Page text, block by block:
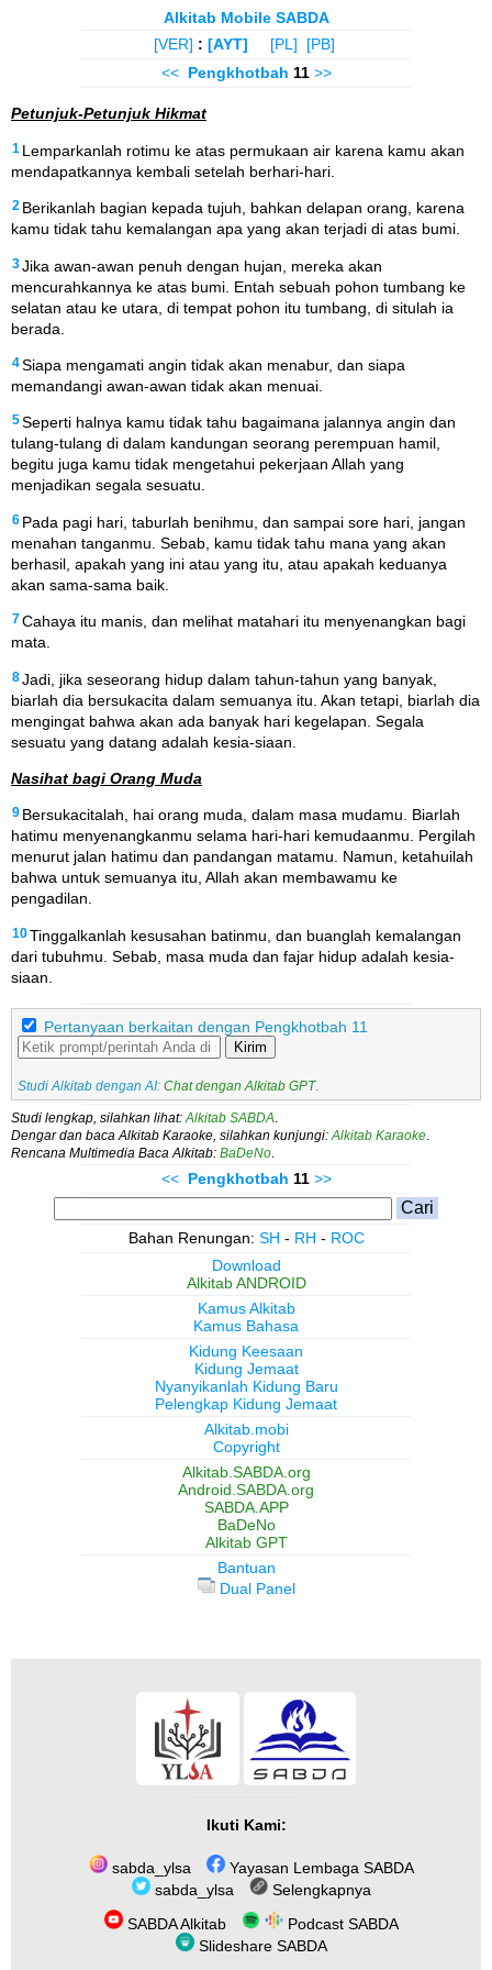
Alkitab Mobile SABDA
[VER] : [AYT] [PL]
[PB]
<< Pengkhotbah 11 >>
Petunjuk-Petunjuk Hikmat
1 Lemparkanlah rotimu ke atas permukaan air karena kamu akan
mendapatkannya kembali setelah berhari-hari.
2 Berikanlah bagian kepada tujuh, bahkan delapan orang, karena
kamu tidak tahu kemalangan apa yang akan terjadi di atas bumi.
3Jika awan-awan penuh dengan hujan, mereka akan
mencurahkannya ke atas bumi. Entah sebuah pohon tumbang ke
selatan atau ke utara, di tempat pohon itu tumbang, di situlah ia
berada.
4Siapa mengamati angin tidak akan menabur, dan siapa
memandangi awan-awan tidak akan menuai.
5Seperti halnya kamu tidak tahu bagaimana jalannya angin dan
tulang-tulang di dalam kandungan seorang perempuan hamil,
begitu juga kamu tidak mengetahui pekerjaan Allah yang
menjadikan segala sesuatu.
6 Pada pagi hari, taburlah benihmu, dan sampai sore hari, jangan
menahan tanganmu. Sebab, kamu tidak tahu mana yang akan
berhasil, apakah yang ini atau yang itu, atau apakah keduanya
akan sama-sama baik.
7Cahaya itu manis, dan melihat matahari itu menyenangkan bagi
mata.
8Jadi, jika seseorang hidup dalam tahun-tahun yang banyak,
biarlah dia bersukacita dalam semuanya itu. Akan tetapi, biarlah dia
mengingat bahwa akan ada banyak hari kegelapan. Segala
sesuatu yang datang adalah kesia-siaan.
Nasihat bagi Orang Muda
9 Bersukacitalah, hai orang muda, dalam masa mudamu. Biarlah
hatimu menyenangkanmu selama hari-hari kemudaanmu. Pergilah
menurut jalan hatimu dan pandangan matamu. Namun, ketahuilah
bahwa untuk semuanya itu, Allah akan membawamu ke
pengadilan.
10Tinggalkanlah kesusahan batinmu, dan buanglah kemalangan
dari tubuhmu. Sebab, masa muda dan fajar hidup adalah kesia-
siaan.
Pertanyaan berkaitan dengan Pengkhotbah 11
Kirim
Studi Alkitab dengan AI: Chat dengan Alkitab GPT.
Studi lengkap, silahkan lihat: Alkitab SABDA
Dengar dan baca Alkitab Karaoke, silahkan kunjungi: Alkitab Karaoke
Rencana Multimedia Baca Alkitab: BaDeNo
<< Pengkhotbah 11 >>
Bahan Renungan: SH - RH - ROC
Download
Alkitab ANDROID
Kamus Alkitab
Kamus Bahasa
Kidung Keesaan
Kidung Jemaat
Nyanyikanlah Kidung Baru
Pelengkap Kidung Jemaat
Alkitab.mobi
Copyright
Alkitab.SABDA.org
Android.SABDA.org
SABDA.APP
BaDeNo
Alkitab GPT
Bantuan
Dual Panel
Ikuti Kami:
sabda_ylsa
Yayasan Lembaga SABDA
sabda_ylsa
Selengkapnya
SABDA Alkitab
Podcast SABDA
Slideshare SABDA